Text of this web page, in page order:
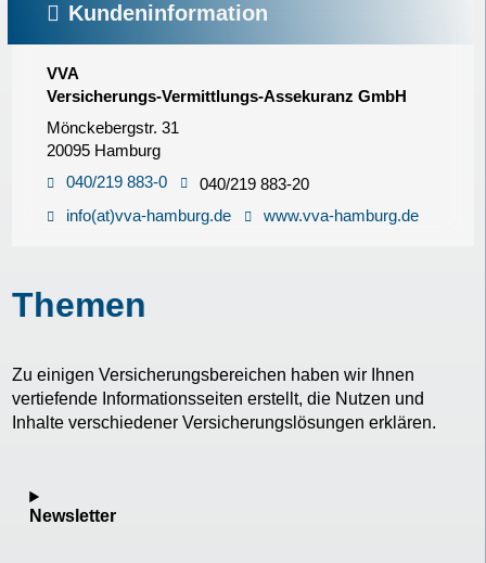
Kundeninformation
VVA
Versicherungs-Vermittlungs-Assekuranz GmbH
Mönckebergstr. 31
20095 Hamburg
040/219 883-0
040/219 883-20
info(at)vva-hamburg.de
www.vva-hamburg.de
Themen
Zu einigen Versicherungsbereichen haben wir Ihnen
vertiefende Informationsseiten erstellt, die Nutzen und
Inhalte verschiedener Versicherungslösungen erklären.
Newsletter